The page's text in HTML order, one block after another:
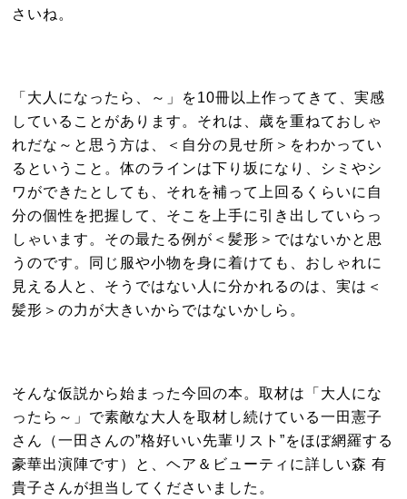
さいね。
「大人になったら、～」を10冊以上作ってきて、実感
していることがあります。それは、歳を重ねておしゃ
れだな～と思う方は、＜自分の見せ所＞をわかってい
るということ。体のラインは下り坂になり、シミやシ
ワができたとしても、それを補って上回るくらいに自
分の個性を把握して、そこを上手に引き出していらっ
しゃいます。その最たる例が＜髪形＞ではないかと思
うのです。同じ服や小物を身に着けても、おしゃれに
見える人と、そうではない人に分かれるのは、実は＜
髪形＞の力が大きいからではないかしら。
そんな仮説から始まった今回の本。取材は「大人にな
ったら～」で素敵な大人を取材し続けている一田憲子
さん（一田さんの”格好いい先輩リスト”をほぼ網羅する
豪華出演陣です）と、ヘア＆ビューティに詳しい森 有
貴子さんが担当してくださいました。